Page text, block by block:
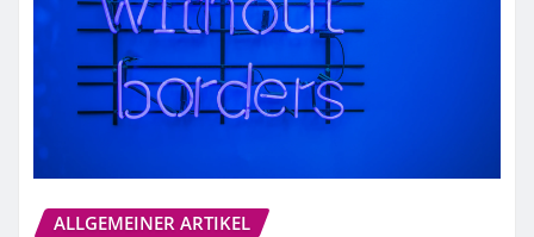
ALLGEMEINER ARTIKEL